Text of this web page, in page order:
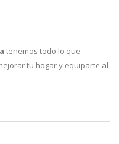
tenemos todo lo que
tu hogar y equiparte al